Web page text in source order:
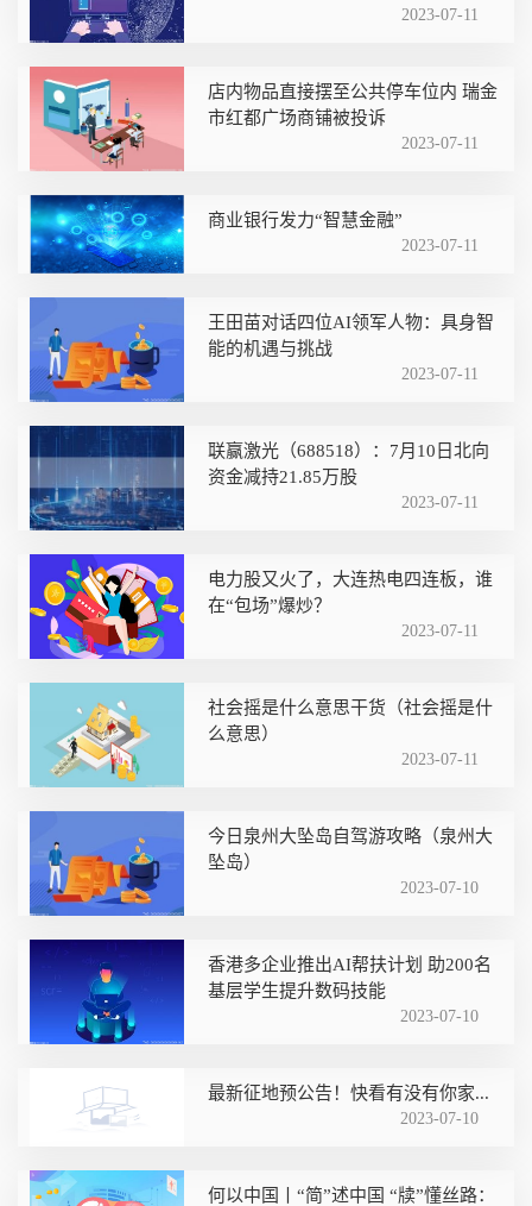
2023-07-11
店内物品直接摆至公共停车位内 瑞金
市红都广场商铺被投诉
2023-07-11
商业银行发力“智慧金融”
2023-07-11
王田苗对话四位AI领军人物：具身智
能的机遇与挑战
2023-07-11
联赢激光（688518）：7月10日北向
资金减持21.85万股
2023-07-11
电力股又火了，大连热电四连板，谁
在“包场”爆炒？
2023-07-11
社会摇是什么意思干货（社会摇是什
么意思）
2023-07-11
今日泉州大坠岛自驾游攻略（泉州大
坠岛）
2023-07-10
香港多企业推出AI帮扶计划 助200名
基层学生提升数码技能
2023-07-10
最新征地预公告！快看有没有你家...
2023-07-10
何以中国丨“简”述中国 “牍”懂丝路：